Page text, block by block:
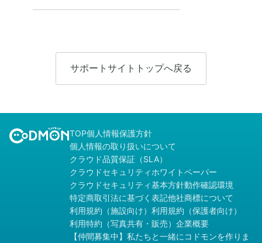
サポートサイトトップへ戻る
TOP個人情報保護方針
個人情報の取り扱いについて
クラウド品質保証（SLA）
クラウドセキュリティホワイトペーパー
クラウドセキュリティ基本方針動作確認環境
特定商取引法に基づく表記他社商標について
利用規約（施設向け） 利用規約（保護者向け）
利用特約（写真共有・販売） 企業概要
【仲間募集中】私たちと一緒にコドモンを作りま